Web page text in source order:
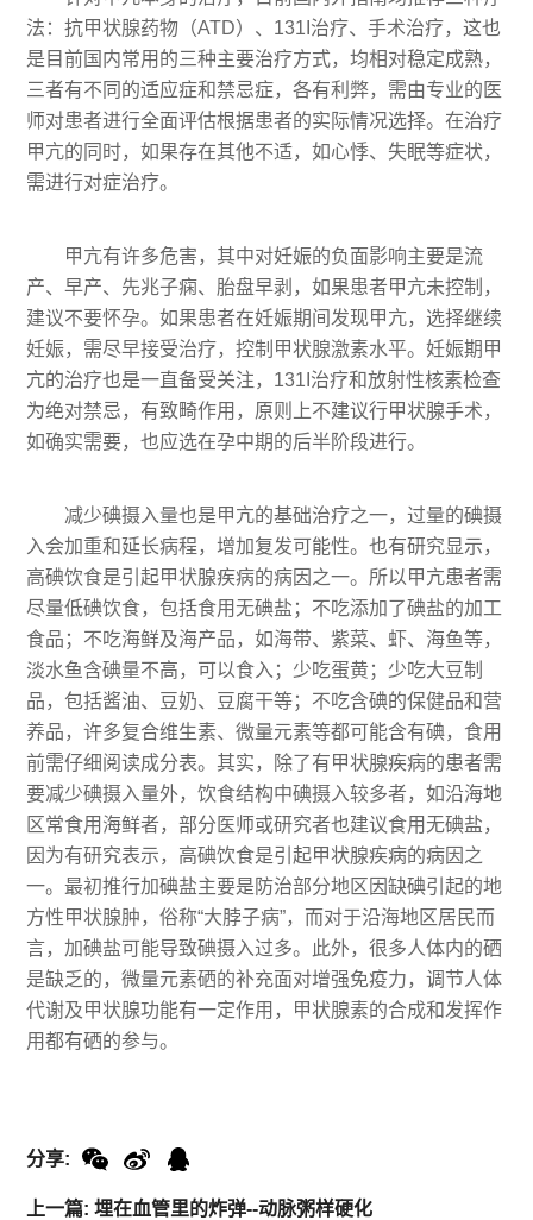
法：抗甲状腺药物（ATD）、131I治疗、手术治疗，这也
是目前国内常用的三种主要治疗方式，均相对稳定成熟，
三者有不同的适应症和禁忌症，各有利弊，需由专业的医
师对患者进行全面评估根据患者的实际情况选择。在治疗
甲亢的同时，如果存在其他不适，如心悸、失眠等症状，
需进行对症治疗。
甲亢有许多危害，其中对妊娠的负面影响主要是流
产、早产、先兆子痫、胎盘早剥，如果患者甲亢未控制，
建议不要怀孕。如果患者在妊娠期间发现甲亢，选择继续
妊娠，需尽早接受治疗，控制甲状腺激素水平。妊娠期甲
亢的治疗也是一直备受关注，131I治疗和放射性核素检查
为绝对禁忌，有致畸作用，原则上不建议行甲状腺手术，
如确实需要，也应选在孕中期的后半阶段进行。
减少碘摄入量也是甲亢的基础治疗之一，过量的碘摄
入会加重和延长病程，增加复发可能性。也有研究显示，
高碘饮食是引起甲状腺疾病的病因之一。所以甲亢患者需
尽量低碘饮食，包括食用无碘盐；不吃添加了碘盐的加工
食品；不吃海鲜及海产品，如海带、紫菜、虾、海鱼等，
淡水鱼含碘量不高，可以食入；少吃蛋黄；少吃大豆制
品，包括酱油、豆奶、豆腐干等；不吃含碘的保健品和营
养品，许多复合维生素、微量元素等都可能含有碘，食用
前需仔细阅读成分表。其实，除了有甲状腺疾病的患者需
要减少碘摄入量外，饮食结构中碘摄入较多者，如沿海地
区常食用海鲜者，部分医师或研究者也建议食用无碘盐，
因为有研究表示，高碘饮食是引起甲状腺疾病的病因之
一。最初推行加碘盐主要是防治部分地区因缺碘引起的地
方性甲状腺肿，俗称“大脖子病”，而对于沿海地区居民而
言，加碘盐可能导致碘摄入过多。此外，很多人体内的硒
是缺乏的，微量元素硒的补充面对增强免疫力，调节人体
代谢及甲状腺功能有一定作用，甲状腺素的合成和发挥作
用都有硒的参与。
上一篇: 埋在血管里的炸弹--动脉粥样硬化
分享: